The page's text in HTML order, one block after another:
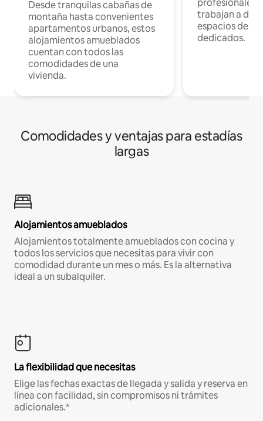
Desde tranquilas cabañas de
montaña hasta convenientes
apartamentos urbanos, estos
alojamientos amueblados
cuentan con todos las
comodidades de una
vivienda.
profesionales
trabajan a
espacios de
dedicados.
Comodidades y ventajas para estadías
largas
Alojamientos amueblados
Alojamientos totalmente amueblados con cocina y
todos los servicios que necesitas para vivir con
comodidad durante un mes o más. Es la alternativa
ideal a un subalquiler.
La flexibilidad que necesitas
Elige las fechas exactas de llegada y salida y reserva en
línea con facilidad, sin compromisos ni trámites
adicionales.*